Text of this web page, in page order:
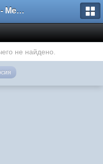
F1-Mania.ru - Международный чемпионат по симрейсингу
не найдено.